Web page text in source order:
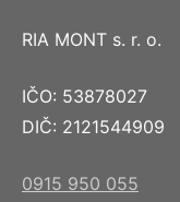
RIA MONT s. r. o.
IČO: 53878027
DIČ: 2121544909
0915 950 055